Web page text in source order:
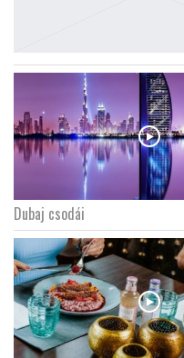
Dubaj csodái